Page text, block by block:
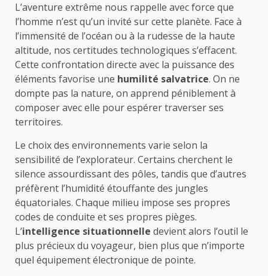
L’aventure extrême nous rappelle avec force que
l’homme n’est qu’un invité sur cette planète. Face à
l’immensité de l’océan ou à la rudesse de la haute
altitude, nos certitudes technologiques s’effacent.
Cette confrontation directe avec la puissance des
éléments favorise une humilité salvatrice. On ne
dompte pas la nature, on apprend péniblement à
composer avec elle pour espérer traverser ses
territoires.
Le choix des environnements varie selon la
sensibilité de l’explorateur. Certains cherchent le
silence assourdissant des pôles, tandis que d’autres
préfèrent l’humidité étouffante des jungles
équatoriales. Chaque milieu impose ses propres
codes de conduite et ses propres pièges.
L’intelligence situationnelle devient alors l’outil le
plus précieux du voyageur, bien plus que n’importe
quel équipement électronique de pointe.